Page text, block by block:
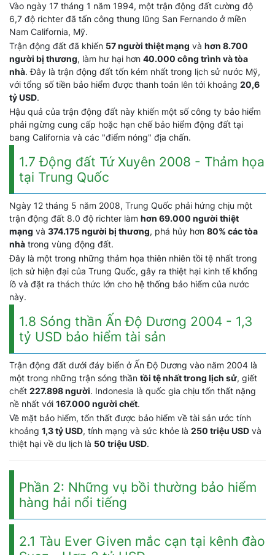
Vào ngày 17 tháng 1 năm 1994, một trận động đất cường độ
6,7 độ richter đã tấn công thung lũng San Fernando ở miền
Nam California, Mỹ.
Trận động đất đã khiến 57 người thiệt mạng và hơn 8.700
người bị thương, làm hư hại hơn 40.000 công trình và tòa
nhà. Đây là trận động đất tốn kém nhất trong lịch sử nước Mỹ,
với tổng số tiền bảo hiểm được thanh toán lên tới khoảng 20,6
tỷ USD.
Hậu quả của trận động đất này khiến một số công ty bảo hiểm
phải ngừng cung cấp hoặc hạn chế bảo hiểm động đất tại
bang California và các "điểm nóng" địa chấn.
1.7 Động đất Tứ Xuyên 2008 - Thảm họa
tại Trung Quốc
Ngày 12 tháng 5 năm 2008, Trung Quốc phải hứng chịu một
trận động đất 8.0 độ richter làm hơn 69.000 người thiệt
mạng và 374.175 người bị thương, phá hủy hơn 80% các tòa
nhà trong vùng động đất.
Đây là một trong những thảm họa thiên nhiên tồi tệ nhất trong
lịch sử hiện đại của Trung Quốc, gây ra thiệt hại kinh tế khổng
lồ và đặt ra thách thức lớn cho hệ thống bảo hiểm của nước
này.
1.8 Sóng thần Ấn Độ Dương 2004 - 1,3
tỷ USD bảo hiểm tài sản
Trận động đất dưới đáy biển ở Ấn Độ Dương vào năm 2004 là
một trong những trận sóng thần tồi tệ nhất trong lịch sử, giết
chết 227.898 người. Indonesia là quốc gia chịu tổn thất nặng
nề nhất với 167.000 người chết.
Về mặt bảo hiểm, tổn thất được bảo hiểm về tài sản ước tính
khoảng 1,3 tỷ USD, tính mạng và sức khỏe là 250 triệu USD và
thiệt hại về du lịch là 50 triệu USD.
Phần 2: Những vụ bồi thường bảo hiểm
hàng hải nổi tiếng
2.1 Tàu Ever Given mắc cạn tại kênh đào